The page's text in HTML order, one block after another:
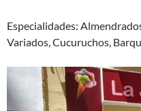
Especialidades:
Variados, Cucuruchos,